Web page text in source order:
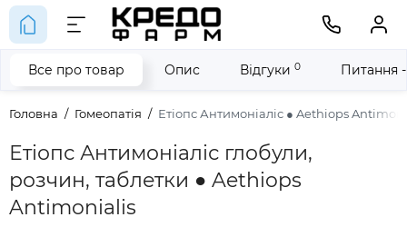
Головна Гомеопатія Етіопс Антимоніаліс ● Aethiops
Етіопс Антимоніаліс глобули,
розчин, таблетки ● Aethiops
Antimonialis
Все про товар Опис Відгуки 0 Питання